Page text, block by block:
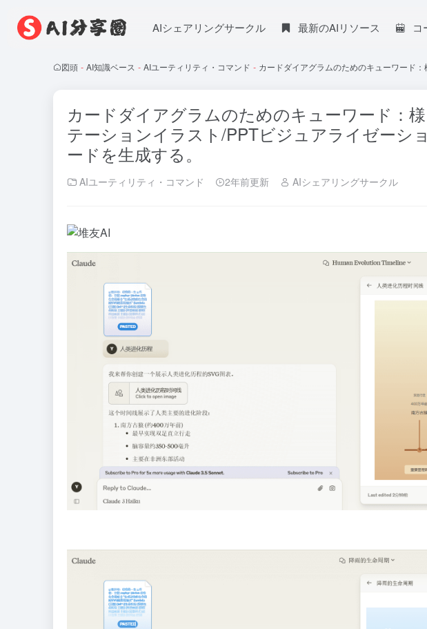
AIシェアリングサークル 最新のAIリソース コ
図頭 - AI知識ベース - AIユーティリティ・コマンド - カードダイアグラムのためのキューワード
カードダイアグラムのためのキューワード：
テーションイラスト/PPTビジュアライゼーシ
ードを生成する。
AIユーティリティ・コマンド 2年前更新 AIシェアリングサークル